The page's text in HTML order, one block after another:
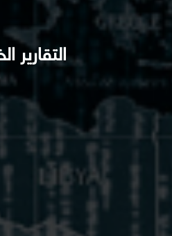
التقارير